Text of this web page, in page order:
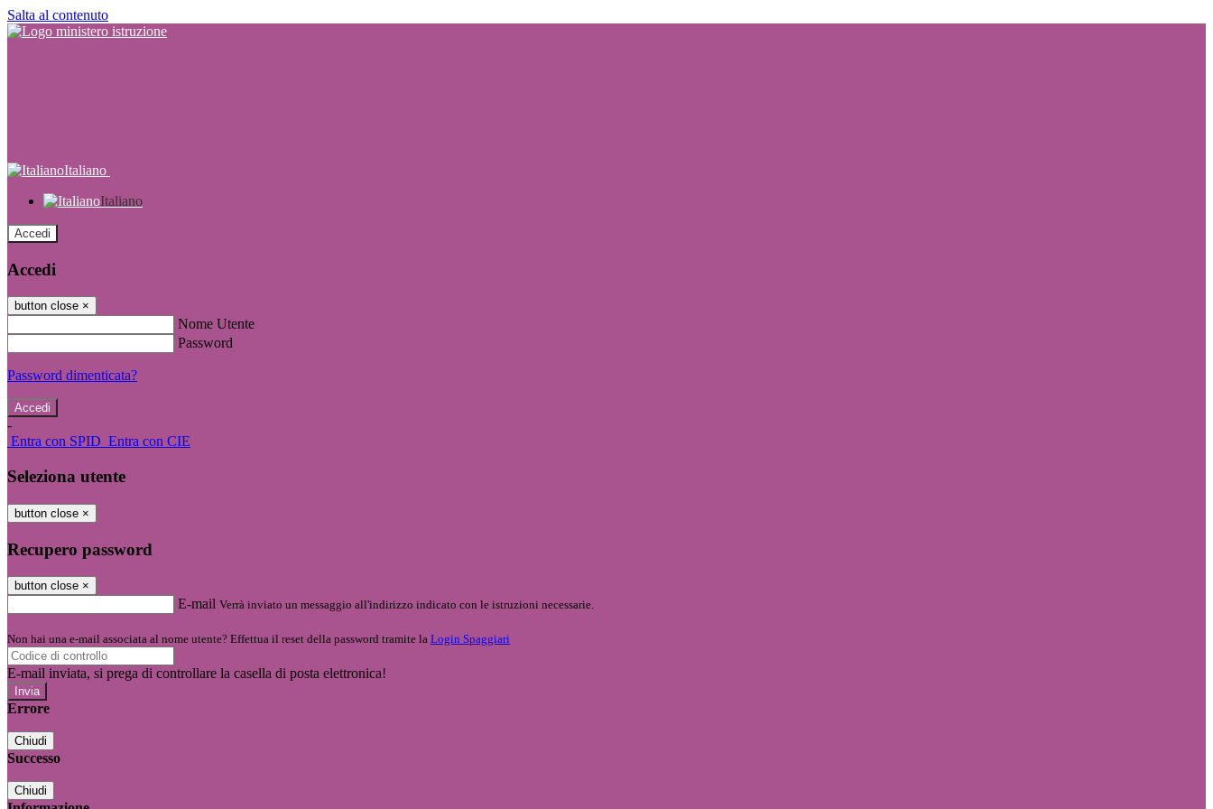
Salta al contenuto
Italiano
Italiano
Accedi
Accedi
button close ×
Nome Utente
Password
Password dimenticata?
-
Entra con SPID Entra con CIE
Seleziona utente
button close ×
Recupero password
button close ×
E-mail Verrà inviato un messaggio all'indirizzo indicato con le istruzioni necessarie.
Non hai una e-mail associata al nome utente? Effettua il reset della password tramite la Login Spaggiari
E-mail inviata, si prega di controllare la casella di posta elettronica!
Errore
Chiudi
Successo
Chiudi